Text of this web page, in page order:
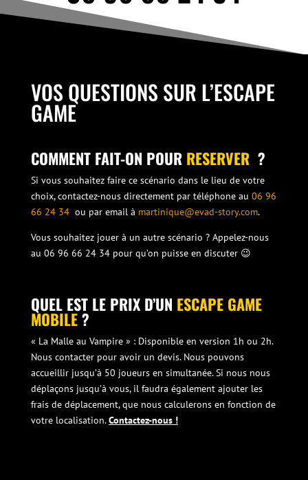
VOS QUESTIONS SUR L’ESCAPE
GAME
COMMENT FAIT-ON POUR RESERVER ?
Si vous souhaitez faire ce scénario dans le lieu de votre
choix, contactez-nous directement par téléphone au 06 96
66 24 34 ou par email à martinique@evad-story.com.
Vous souhaitez jouer à un autre scénario ? Appelez-nous
au 06 96 66 24 34 pour qu’on puisse en discuter 😉
QUEL EST LE PRIX D’UN ESCAPE GAME
MOBILE?
« La Malle au Vampire » : Disponible en version 1h ou 2h.
Nous contacter pour avoir un devis. Nous pouvons
accueillir jusqu’à 50 joueurs en simultanée. Si nous nous
déplaçons jusqu’à vous, il faudra également ajouter les
frais de déplacement, que nous calculerons en fonction de
votre localisation.Contactez-nous !